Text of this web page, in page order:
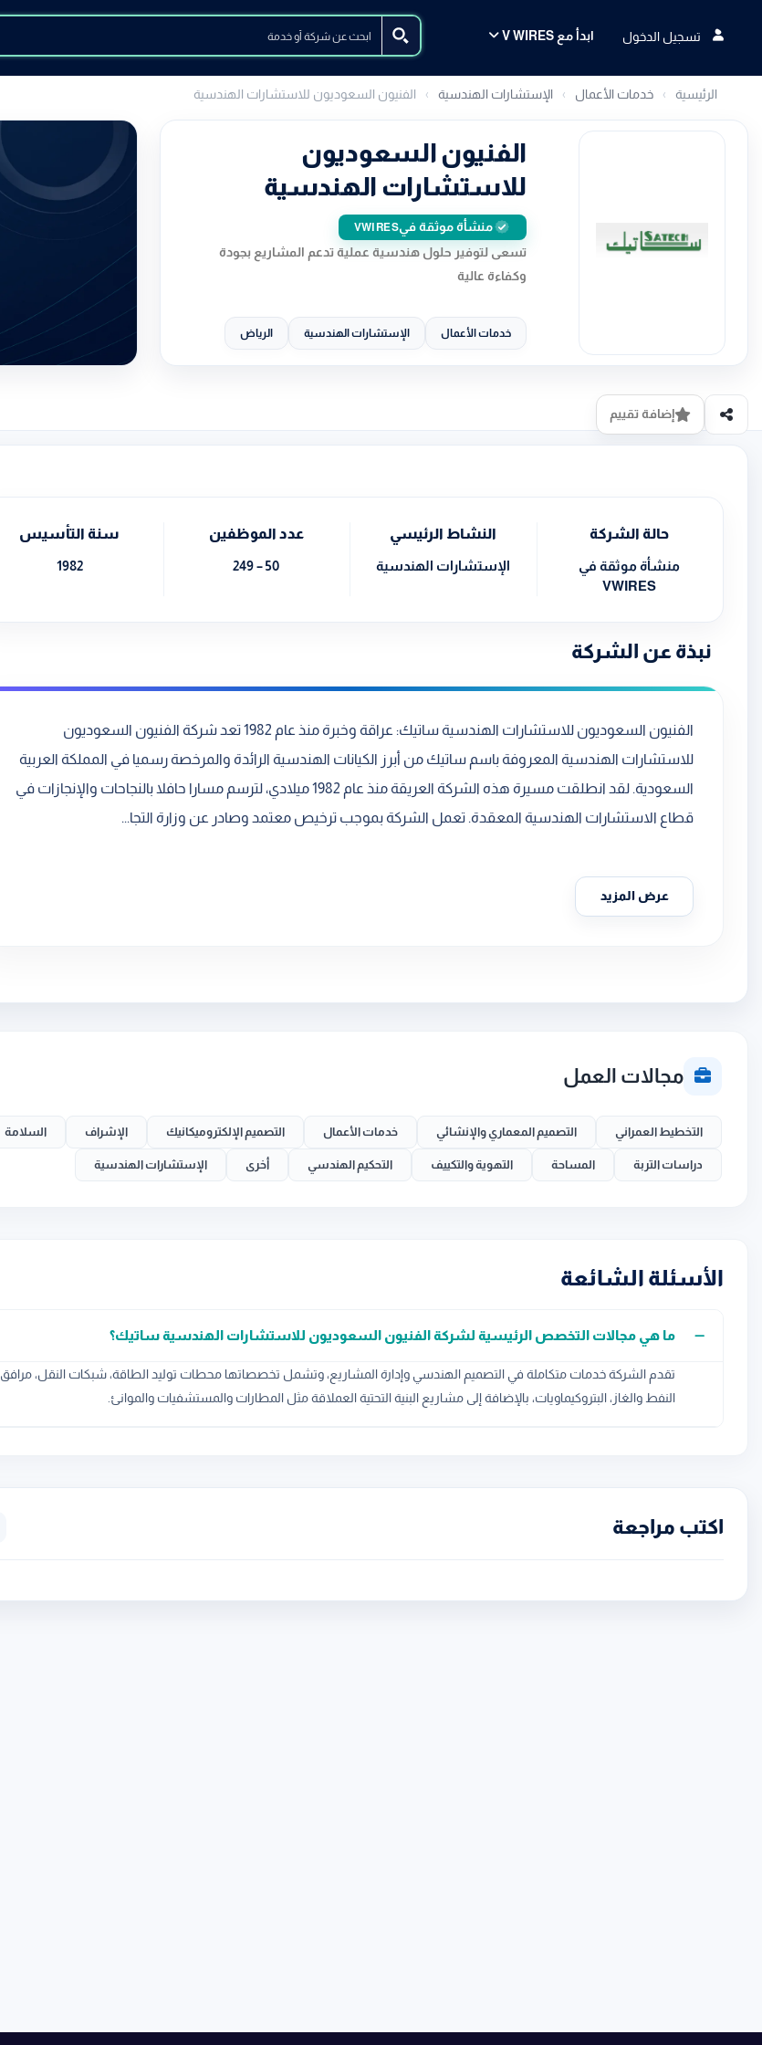
تسجيل الدخول ابدأ مع V WIRES
الرئيسية خدمات الأعمال الإستشارات الهندسية الفنيون السعوديون للاستشارات الهندسية
الفنيون السعوديون
للاستشارات الهندسية
منشأة موثقة فيVWIRES
تسعى لتوفير حلول هندسية عملية تدعم المشاريع بجودة
وكفاءة عالية
خدمات الأعمال الإستشارات الهندسية الرياض
إضافة تقييم
حالة الشركة
منشأة موثقة في
VWIRES
النشاط الرئيسي
الإستشارات الهندسية
عدد الموظفين
50 – 249
سنة التأسيس
1982
نبذة عن الشركة
الفنيون السعوديون للاستشارات الهندسية ساتيك: عراقة وخبرة منذ عام 1982 تعد شركة الفنيون السعوديون
للاستشارات الهندسية المعروفة باسم ساتيك من أبرز الكيانات الهندسية الرائدة والمرخصة رسميا في المملكة العربية
السعودية. لقد انطلقت مسيرة هذه الشركة العريقة منذ عام 1982 ميلادي، لترسم مسارا حافلا بالنجاحات والإنجازات في
قطاع الاستشارات الهندسية المعقدة. تعمل الشركة بموجب ترخيص معتمد وصادر عن وزارة التجا...
عرض المزيد
مجالات العمل
التخطيط العمراني التصميم المعماري والإنشائي خدمات الأعمال التصميم الإلكتروميكانيك الإشراف السلامة
دراسات التربة المساحة التهوية والتكييف التحكيم الهندسي أخرى الإستشارات الهندسية
الأسئلة الشائعة
ما هي مجالات التخصص الرئيسية لشركة الفنيون السعوديون للاستشارات الهندسية ساتيك؟
تقدم الشركة خدمات متكاملة في التصميم الهندسي وإدارة المشاريع، وتشمل تخصصاتها محطات توليد الطاقة، شبكات النقل، مرافق
النفط والغاز، البتروكيماويات، بالإضافة إلى مشاريع البنية التحتية العملاقة مثل المطارات والمستشفيات والموانئ.
اكتب مراجعة